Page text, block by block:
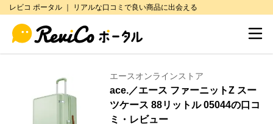
レビコ ポータル ｜ リアルな口コミで良い商品に出会える
エースオンラインストア
ace.／エース ファーニットZ スー
ツケース 88リットル 05044の口コ
ミ・レビュー